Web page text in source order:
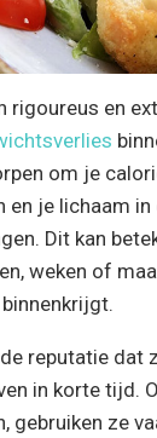
rigoureus en
om je
en je lichaam in
Dit kan
weken of
reputatie dat
in korte tijd.
gebruiken ze